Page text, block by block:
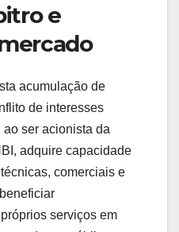
e
acumulação de
de interesses
ser acionista da
adquire capacidade
comerciais e
serviços em